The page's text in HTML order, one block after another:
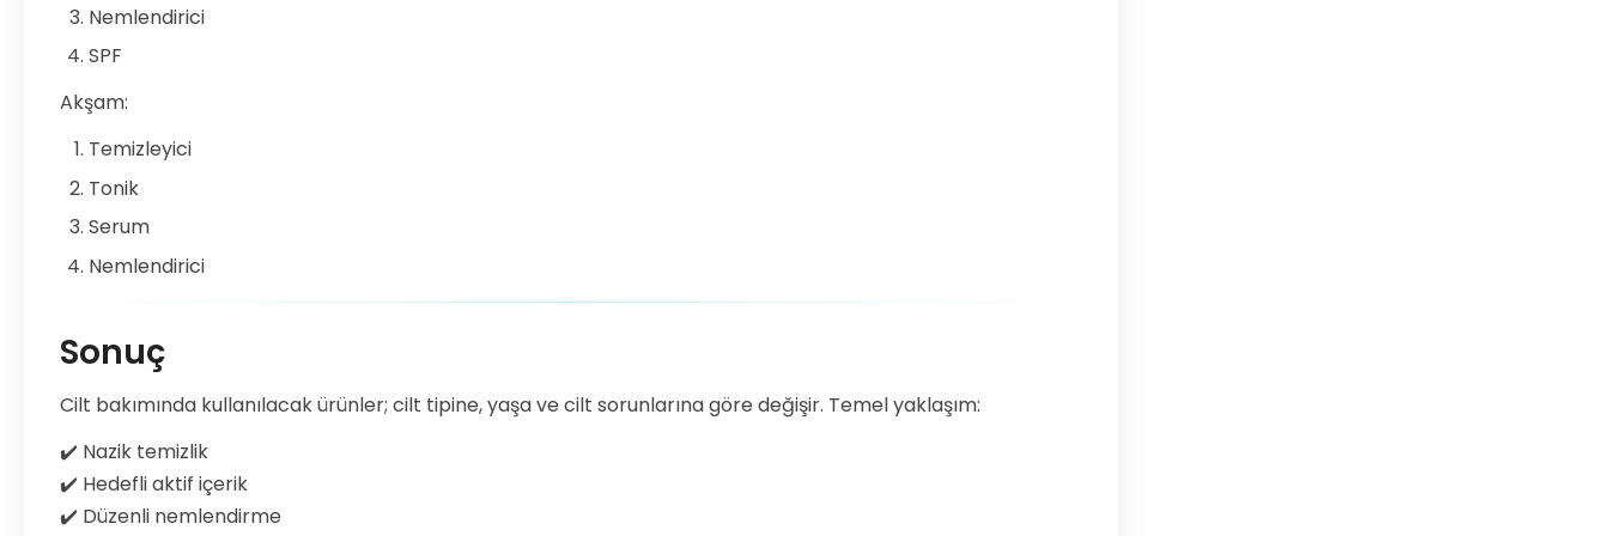
Nemlendirici
SPF
Akşam:
Temizleyici
Tonik
Serum
Nemlendirici
Sonuç
Cilt bakımında kullanılacak ürünler; cilt tipine, yaşa ve cilt sorunlarına göre değişir. Temel yaklaşım:
✔️ Nazik temizlik
✔️ Hedefli aktif içerik
✔️ Düzenli nemlendirme